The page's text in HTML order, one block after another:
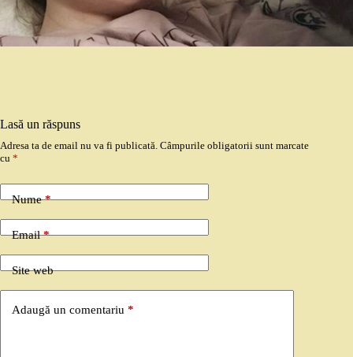
Lasă un răspuns
Adresa ta de email nu va fi publicată. Câmpurile obligatorii sunt marcate
cu *
Nume*
Email*
Site web
Adaugă un comentariu *